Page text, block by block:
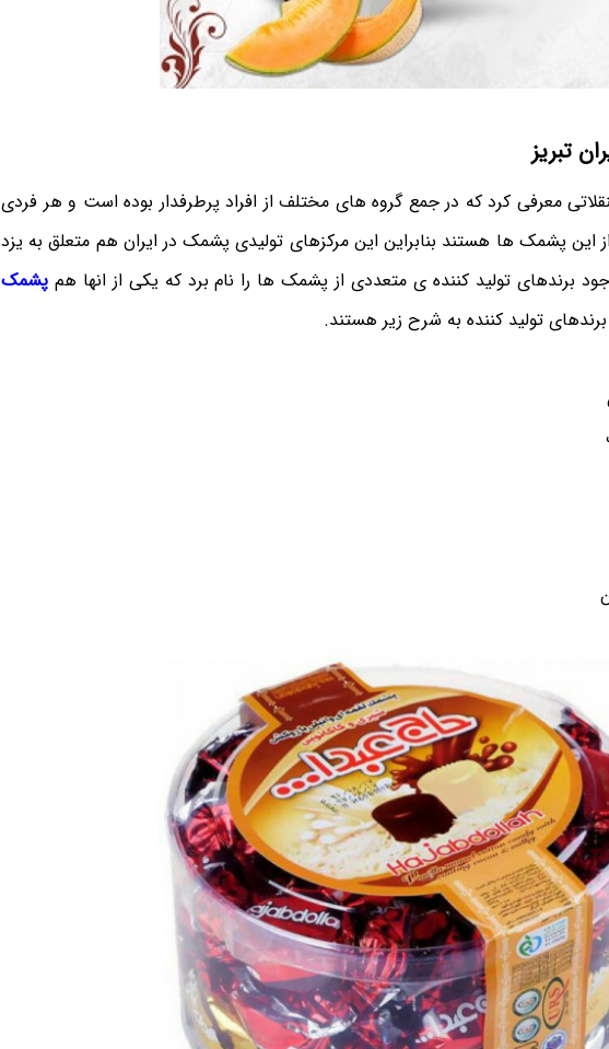
تبریز
معرفی کرد که در جمع گروه های مختلف از افراد پرطرفدار بوده است و هر فردی
این پشمک ها هستند بنابراین این مرکزهای تولیدی پشمک در ایران هم متعلق به یزد
برندهای تولید کننده ی متعددی از پشمک ها را نام برد که یکی از انها هم پشمک
تولید کننده به شرح زیر هستند.